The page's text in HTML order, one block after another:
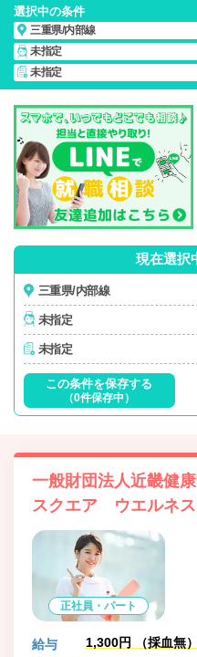
選択中の条件
三重県/内部線
未指定
未指定
三重県/内部線/正社員・パー
人・派遣・転職・募集一覧
現在選択
三重県/内部線
未指定
未指定
この条件を保存する
（0件保存中）
一般財団法人近畿健
スクエア ウエルネス
正社員・パート
給与 1,300円 （採血無）